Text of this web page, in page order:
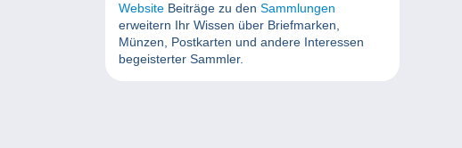
Website Beiträge zu den Sammlungen
erweitern Ihr Wissen über Briefmarken,
Münzen, Postkarten und andere Interessen
begeisterter Sammler.